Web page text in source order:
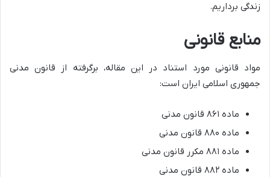
زندگی برداریم.
منابع قانونی
مواد قانونی مورد استناد در این مقاله، برگرفته از قانون مدنی
جمهوری اسلامی ایران است:
ماده ۸۶۱ قانون مدنی
ماده ۸۸۰ قانون مدنی
ماده ۸۸۱ مکرر قانون مدنی
ماده ۸۸۲ قانون مدنی